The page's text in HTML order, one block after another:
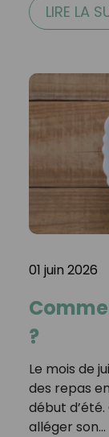
LIRE LA
01 juin 2026
?
Le mois de
des repas
début
alléger son…